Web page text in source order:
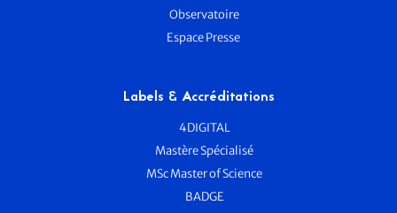
Observatoire
Espace Presse
Labels & Accréditations
4DIGITAL
Mastère Spécialisé
MSc Master of Science
BADGE